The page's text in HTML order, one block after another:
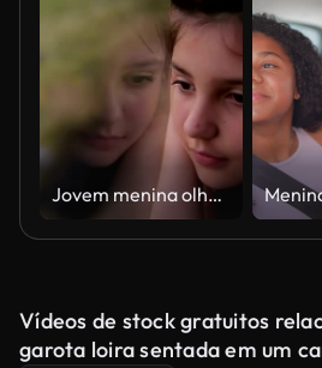
Jovem menina olhando pela janela do carro
Vídeos de stock gratuitos
garota loira sentada em um